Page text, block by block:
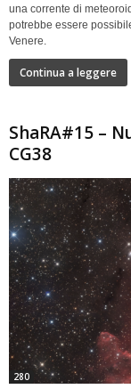
una corrente di
potrebbe essere
Venere.
Continua a leggere
ShaRA#15 –
CG38
280